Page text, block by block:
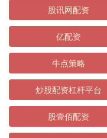
股讯网配资
亿配资
牛点策略
炒股配资杠杆平台
股壹佰配资